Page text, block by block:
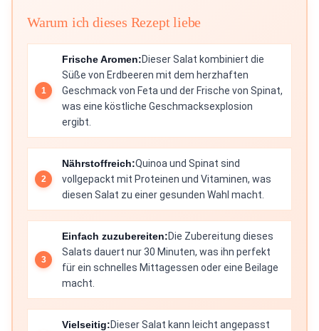
Warum ich dieses Rezept liebe
Frische Aromen:Dieser Salat kombiniert die
Süße von Erdbeeren mit dem herzhaften
Geschmack von Feta und der Frische von Spinat,
was eine köstliche Geschmacksexplosion
ergibt.
Nährstoffreich:Quinoa und Spinat sind
vollgepackt mit Proteinen und Vitaminen, was
diesen Salat zu einer gesunden Wahl macht.
Einfach zuzubereiten:Die Zubereitung dieses
Salats dauert nur 30 Minuten, was ihn perfekt
für ein schnelles Mittagessen oder eine Beilage
macht.
Vielseitig:Dieser Salat kann leicht angepasst